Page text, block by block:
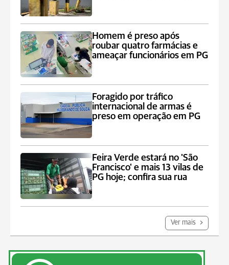
Homem é preso após
roubar quatro farmácias e
ameaçar funcionários em PG
Foragido por tráfico
internacional de armas é
preso em operação em PG
Feira Verde estará no 'São
Francisco' e mais 13 vilas de
PG hoje; confira sua rua
Ver mais